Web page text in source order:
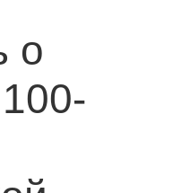
о
100-